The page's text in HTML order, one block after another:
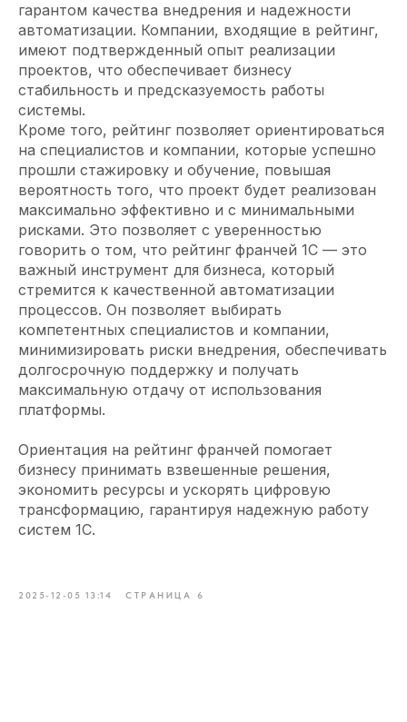
гарантом качества внедрения и надежности
автоматизации. Компании, входящие в рейтинг,
имеют подтвержденный опыт реализации
проектов, что обеспечивает бизнесу
стабильность и предсказуемость работы
системы.
Кроме того, рейтинг позволяет ориентироваться
на специалистов и компании, которые успешно
прошли стажировку и обучение, повышая
вероятность того, что проект будет реализован
максимально эффективно и с минимальными
рисками. Это позволяет с уверенностью
говорить о том, что рейтинг франчей 1С — это
важный инструмент для бизнеса, который
стремится к качественной автоматизации
процессов. Он позволяет выбирать
компетентных специалистов и компании,
минимизировать риски внедрения, обеспечивать
долгосрочную поддержку и получать
максимальную отдачу от использования
платформы.
Ориентация на рейтинг франчей помогает
бизнесу принимать взвешенные решения,
экономить ресурсы и ускорять цифровую
трансформацию, гарантируя надежную работу
систем 1С.
2025-12-05 13:14 СТРАНИЦА 6